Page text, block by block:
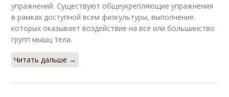
упражнений. Существуют общеукрепляющие упражнения
в рамках доступной всем физкультуры, выполнение
которых оказывает воздействие на все или большинство
групп мышц тела.
Читать дальше →